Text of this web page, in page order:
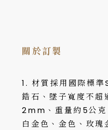
關於訂製
1. 材質採用國際標
鋯石、墜子寬度不超
2mm、重量約5公克
白金色、金色、玫瑰